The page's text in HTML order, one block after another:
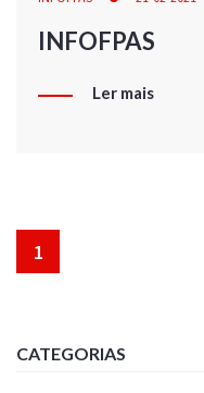
INFOFPAS
Ler mais
1
CATEGORIAS